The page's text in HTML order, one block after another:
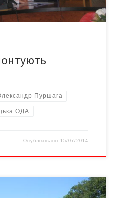
Пуршага
ОДА
Опубліковано 15/07/2014